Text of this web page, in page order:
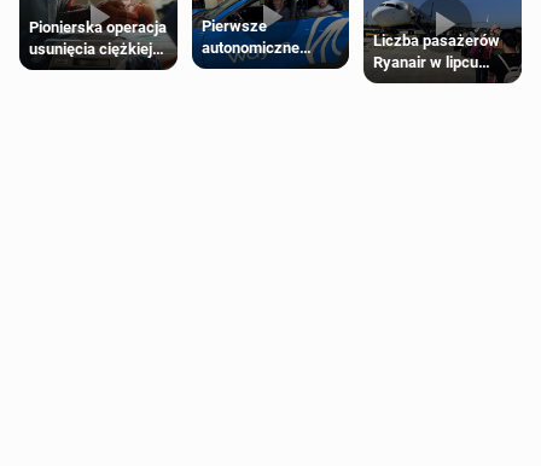
Pionierska operacja
usunięcia ciężkiej
wady wrodzonej
Pierwsze
autonomiczne
Ubery pojawią się
Liczba pasażerów
Ryanair w lipcu
pobiła rekord